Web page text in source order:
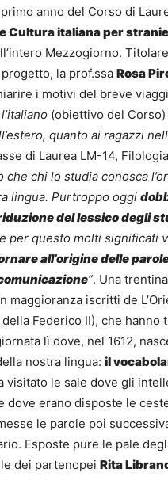
anno del Corso di
Cultura italiana per
Mezzogiorno.
la prof.ssa Rosa
i motivi del breve
(obiettivo del Corso)
quanto ai ragazzi
di Laurea LM-14,
che chi lo studia conosca
lingua. Purtroppo oggi
del lessico degli
per questo molti significati
all’origine delle
”. Una
maggioranza iscritti de
Federico II), che hanno
lì dove, nel 1612,
nostra lingua: il
visitato le sale dove gli
dove erano disposte le
le parole poi
Esposte pure le pale
dei partenopei Rita